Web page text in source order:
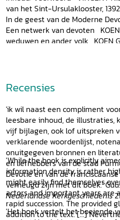
van het Sint-Ursulaklooster,
In de geest van de Moderne
Een netwerk van devoten KOEN
weduwen en ander volk KOEN
ophouden JAAP HAAG, Het
GOUDRIAAN, Een huis met
GOUDRIAAN, De neergang van
1520-1580 JOHN BESSELING/
Purmerendse katholieken en de
JAN-WILLEM OUDHOF/JOHAN
reconstructie van het
Verklarende woordenlijst
Onuitgegeven bronnen en
Register
Recensies
'ik wil naast een compliment
leesbare inhoud, de illustraties,
vijf bijlagen, ook lof uitspreken
verklarende woordenlijst,
onuitgegeven bronnen en
en liefhebbers van de stad
Devotie en van de
verheugd zijn met dit boek.'
Nederlandse Kerkgeschiedenis
'While the book is explicitly
information density is rather
might easily find themselves
actors and important years are
rapid succession. The provided
addition to the text. [...]
'Het boek vertelt het boeiende